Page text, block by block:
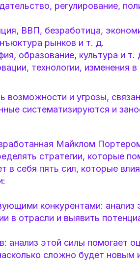
регулирование,
ВВП, безработица,
рынков и т. д.
образование, культура и т.
технологии, изменения
возможности и угрозы,
систематизируются и
Майклом
стратегии, которые
в себя пять сил, которые
конкурентами: анализ
в отрасли и выявить
анализ этой силы помогает
сложно будет новым